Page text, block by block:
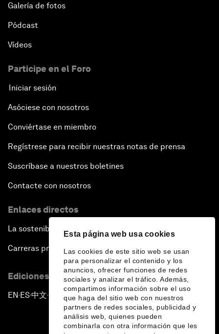
Esta página web usa cookies
Las cookies de este sitio web se usan
para personalizar el contenido y los
anuncios, ofrecer funciones de redes
sociales y analizar el tráfico. Además,
compartimos información sobre el uso
que haga del sitio web con nuestros
partners de redes sociales, publicidad y
análisis web, quienes pueden
combinarla con otra información que les
Galería de fotos
Pódcast
Vídeos
Participe en el Foro
Iniciar sesión
Asóciese con nosotros
Conviértase en miembro
Regístrese para recibir nuestras notas de prensa
Suscríbase a nuestros boletines
Contacte con nosotros
Enlaces directos
La sostenibilidad en el Foro
Carreras profesionales
Ediciones en otros idiomas
EN ▪ES▪中文▪ 日本語